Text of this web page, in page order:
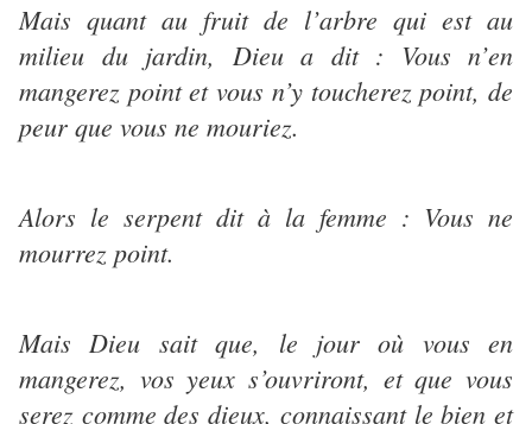
Mais quant au fruit de l’arbre qui est au
milieu du jardin, Dieu a dit : Vous n’en
mangerez point et vous n’y toucherez point, de
peur que vous ne mouriez.
Alors le serpent dit à la femme : Vous ne
mourrez point.
Mais Dieu sait que, le jour où vous en
mangerez, vos yeux s’ouvriront, et que vous
serez comme des dieux, connaissant le bien et